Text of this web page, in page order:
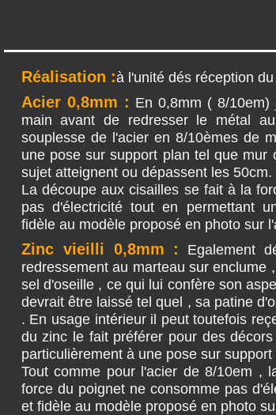
Réalisation :à l'unité dés réception
Acier 0,8mm : En 0,8mm ( 8/
main avant de redresser le métal
souplesse de l'acier en 8/10èmes de
une pose sur support plan tel que mur
sujet atteignent ou dépassent les 50cm.
La découpe aux cisailles se fait à la
pas d'électricité tout en permettant
fidèle au modèle proposé en photo sur
Zinc vieilli 0,8mm :
Egalement
redressement au marteau sur
sel d'oseille , ce qui lui confère son
devrait être laissé tel quel , sa patine
. En usage intérieur il peut toutefois
du zinc le fait préférer pour des
particulièrement à une pose sur
Tout comme pour l'acier de 8/10em ,
force du poignet ne consomme pas
et fidèle au modèle proposé en photo